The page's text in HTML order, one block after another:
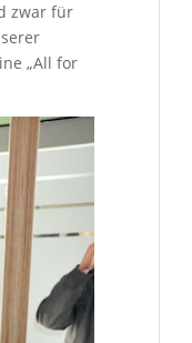
zwar für
„All for